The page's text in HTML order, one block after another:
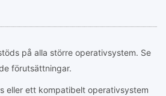
på alla större operativsystem. Se
förutsättningar.
eller ett kompatibelt operativsystem